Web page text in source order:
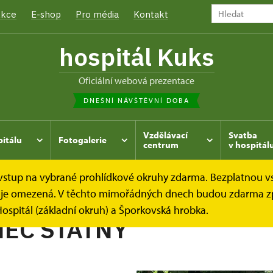
E-shop Pro média Kontakt
hospitál Kuks
oficiální webová prezentace
DNEŠNÍ NÁVŠTĚVNÍ DOBA
Fotogalerie
Vzdělávací
centrum
Svatba
v
na vybrané prohlídkové okruhy zdarma. Bezplatnou
omezená. V těchto mimořádných dnech budou zdarma
(základní okruh) a Šporkovská hrobka.
Kukský herbář - aneb co u nás roste... KARBINEC
STATNÝ